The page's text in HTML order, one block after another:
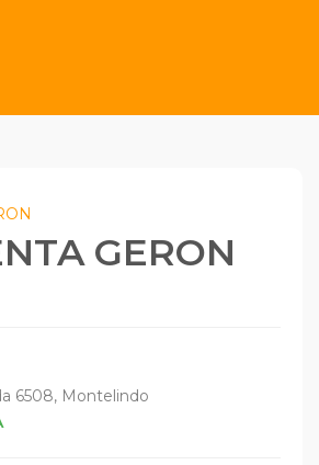
GERON
6508, Montelindo